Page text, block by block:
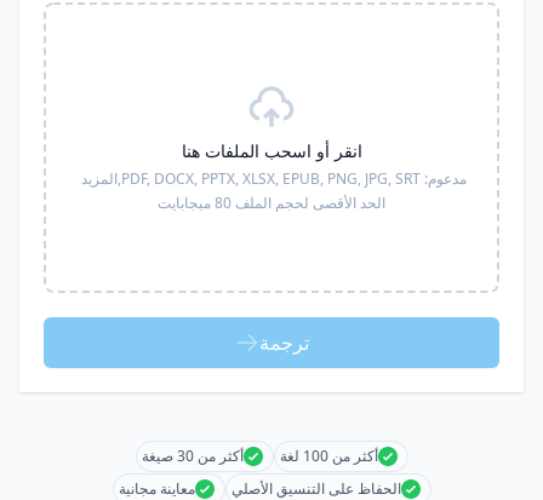
انقر أو اسحب الملفات هنا
مدعوم: PDF, DOCX, PPTX, XLSX, EPUB, PNG, JPG, SRT, المزيد
الحد الأقصى لحجم الملف 80 ميجابايت
ترجمة
أكثر من 100 لغة
أكثر من 30 صيغة
الحفاظ على التنسيق الأصلي
معاينة مجانية